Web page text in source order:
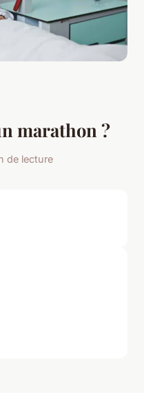
marathon ?
de lecture